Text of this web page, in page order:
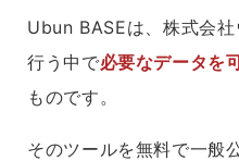
Ubun BASEは、株式会
行う中で必要なデータを
ものです。
そのツールを無料で一般